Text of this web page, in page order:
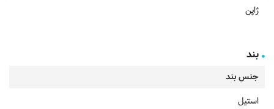
ژاپن
بند
جنس بند
استیل